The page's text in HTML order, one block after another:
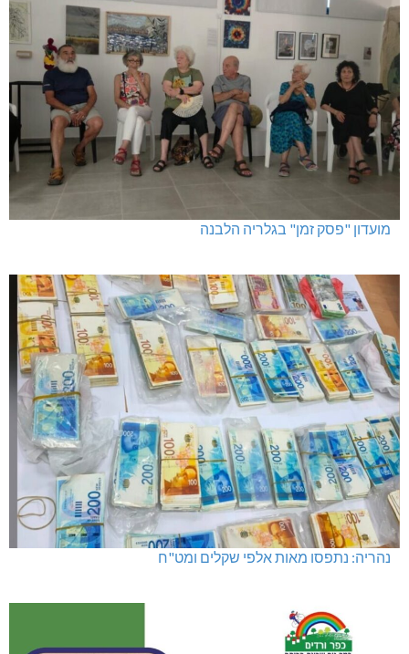
מועדון "פסק זמן" בגלריה הלבנה
נהריה: נתפסו מאות אלפי שקלים ומט"ח